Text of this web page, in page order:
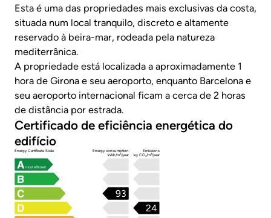
Esta é uma das propriedades mais exclusivas da costa,
situada num local tranquilo, discreto e altamente
reservado à beira-mar, rodeada pela natureza
mediterrânica.
A propriedade está localizada a aproximadamente 1
hora de Girona e seu aeroporto, enquanto Barcelona e
seu aeroporto internacional ficam a cerca de 2 horas
de distância por estrada.
Certificado de eficiência energética do
edifício
Energy Certificate Scale
Energy consumption
kWh/m²/year
Emissions
kg CO₂/m²/year
most efficient
24
93